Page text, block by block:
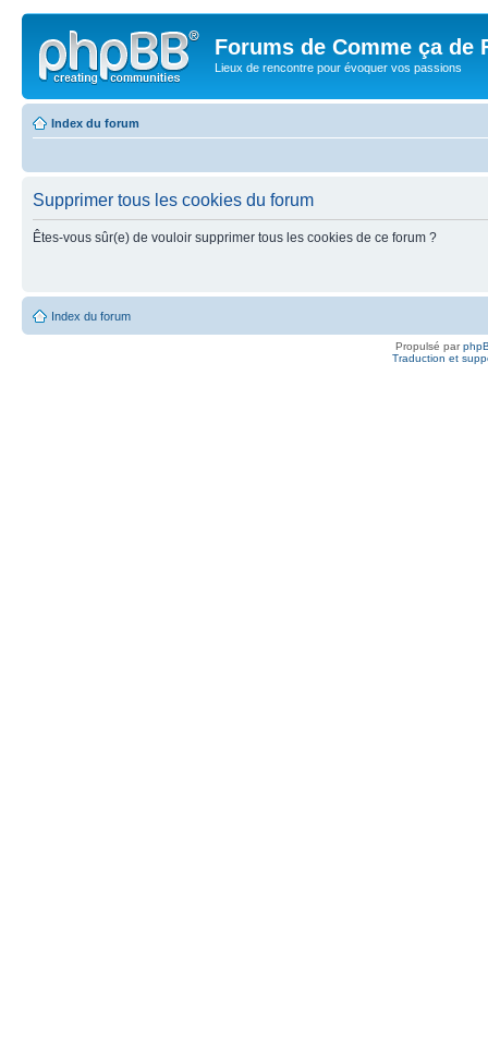
Forums de Comme ça de
Lieux de rencontre pour évoquer vos passions
Index du forum
Supprimer tous les cookies du forum
Êtes-vous sûr(e) de vouloir supprimer tous les cookies de ce forum ?
Index du forum
Propulsé par
Traduction et